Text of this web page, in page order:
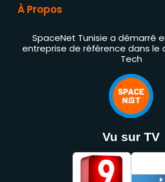
À Propos
SpaceNet Tunisie a démarré
entreprise de référence dans le
Tech
Vu sur TV